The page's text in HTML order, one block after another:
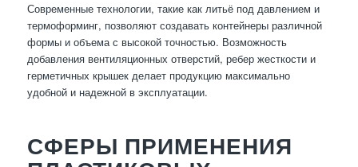
Современные технологии, такие как литьё под давлением и
термоформинг, позволяют создавать контейнеры различной
формы и объема с высокой точностью. Возможность
добавления вентиляционных отверстий, ребер жесткости и
герметичных крышек делает продукцию максимально
удобной и надежной в эксплуатации.
СФЕРЫ ПРИМЕНЕНИЯ